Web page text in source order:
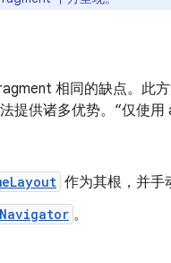
相同的缺点。此
提供诸多优势。“仅使
作为其根，并手
。